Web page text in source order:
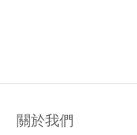
關於我們